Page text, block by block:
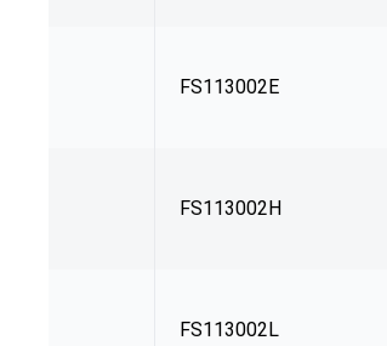
FS113002E
FS113002H
FS113002L